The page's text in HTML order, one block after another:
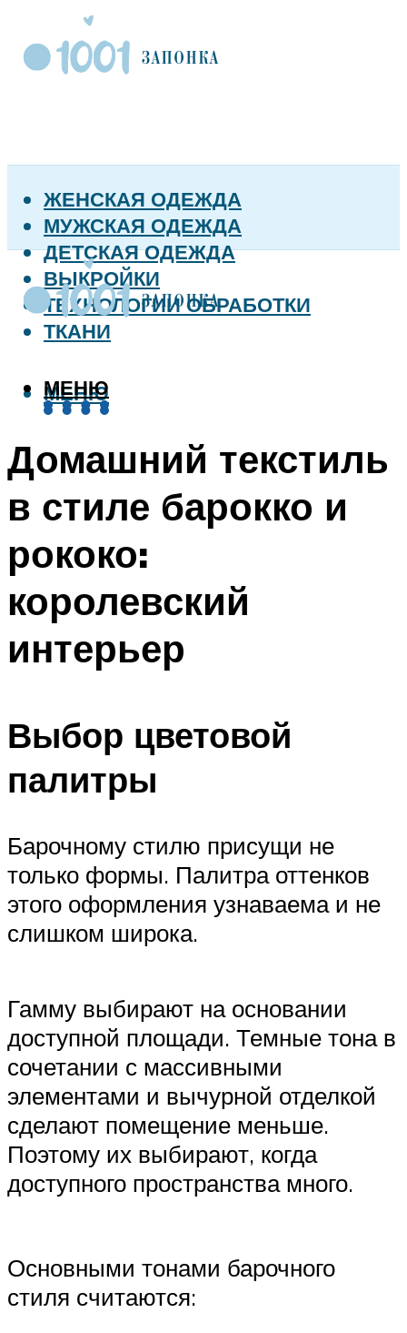
ЖЕНСКАЯ ОДЕЖДА
МУЖСКАЯ ОДЕЖДА
ДЕТСКАЯ ОДЕЖДА
ВЫКРОЙКИ
ТЕХНОЛОГИИ ОБРАБОТКИ
ТКАНИ
МЕНЮ
МЕНЮ
Домашний текстиль
в стиле барокко и
рококо:
королевский
интерьер
Выбор цветовой
палитры
Барочному стилю присущи не
только формы. Палитра оттенков
этого оформления узнаваема и не
слишком широка.
Гамму выбирают на основании
доступной площади. Темные тона в
сочетании с массивными
элементами и вычурной отделкой
сделают помещение меньше.
Поэтому их выбирают, когда
доступного пространства много.
Основными тонами барочного
стиля считаются: